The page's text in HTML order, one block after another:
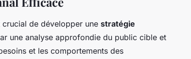
crucial de développer une stratégie
une analyse approfondie du public cible et
et les comportements des